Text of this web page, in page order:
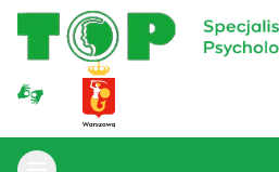
Przejdź
do
treści
Otwórz menu główne